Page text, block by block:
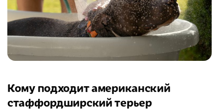
Кому подходит американский
стаффордширский терьер